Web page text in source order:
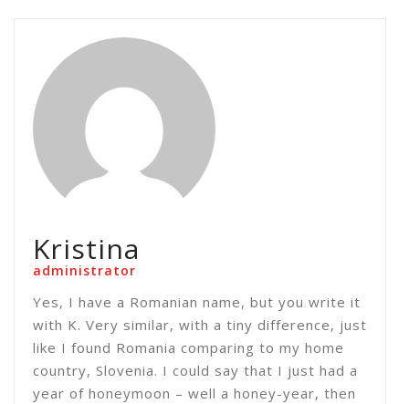
Kristina
administrator
Yes, I have a Romanian name, but you write it
with K. Very similar, with a tiny difference, just
like I found Romania comparing to my home
country, Slovenia. I could say that I just had a
year of honeymoon – well a honey-year, then